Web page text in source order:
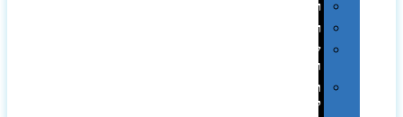
רטרו
רכב
שעונים
ומסגרות
תיקים
לכנסים